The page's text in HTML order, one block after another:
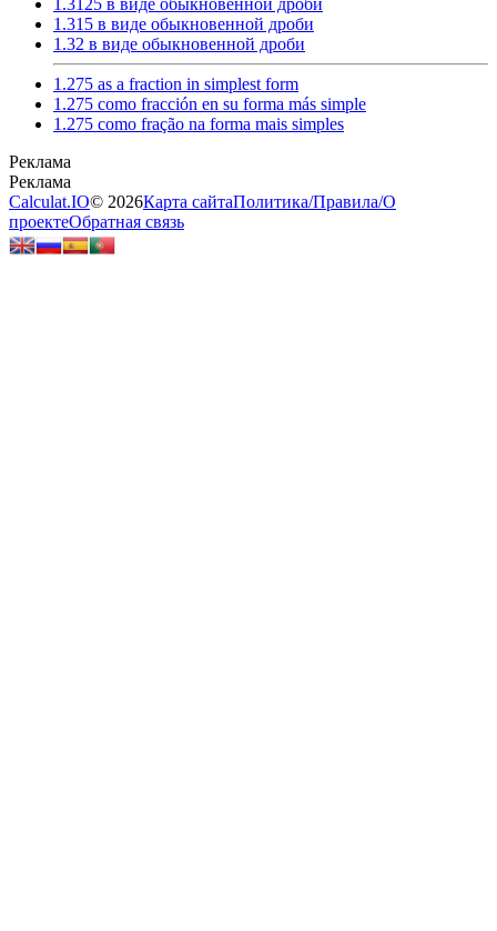
1.3125 в виде обыкновенной дроби
1.315 в виде обыкновенной дроби
1.32 в виде обыкновенной дроби
1.275 as a fraction in simplest form
1.275 como fracción en su forma más simple
1.275 como fração na forma mais simples
Calculat.IO© 2026Карта сайтаПолитика/Правила/О
проектеОбратная связь